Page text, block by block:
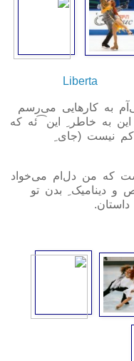
Liberta
به کارهايی می‌رسم
به خاطر
اين⁀ئه که
کم نيست (جای
که من دل‌ام مى‌خواد
و ديناميک
بدن تو
داستان.